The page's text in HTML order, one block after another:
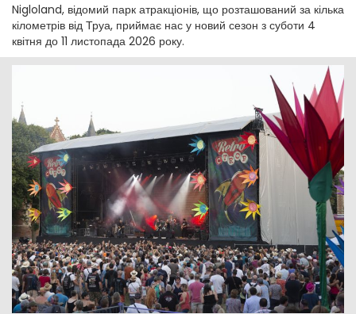
Nigloland, відомий парк атракціонів, що розташований за кілька
кілометрів від Труа, приймає нас у новий сезон з суботи 4
квітня до 11 листопада 2026 року.